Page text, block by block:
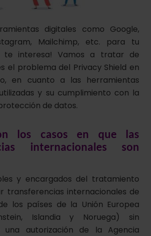
digitales como Google,
Mailchimp, etc. para tu
te interesa! Vamos a tratar de
el problema del Privacy Shield en
en cuanto a las herramientas
y su cumplimiento con la
de datos.
los casos en que las
internacionales son
y encargados del tratamiento
transferencias internacionales de
los países de la Unión Europea
Islandia y Noruega) sin
una autorización de la Agencia